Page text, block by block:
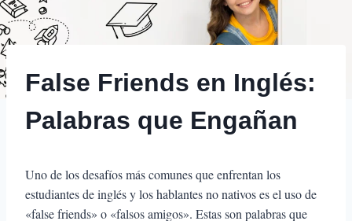
False Friends en Inglés:
Palabras que Engañan
Uno de los desafíos más comunes que enfrentan los
estudiantes de inglés y los hablantes no nativos es el uso de
«false friends» o «falsos amigos». Estas son palabras que